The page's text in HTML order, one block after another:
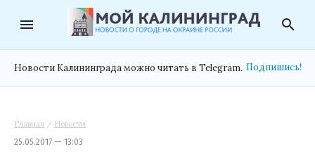
menu search
Новости Калининграда можно читать в Telegram. Подпишись!
Главная / Новости
25.05.2017 — 13:03